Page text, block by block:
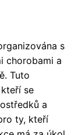
s
chorobami a
Tuto
se
a
ty, kteří